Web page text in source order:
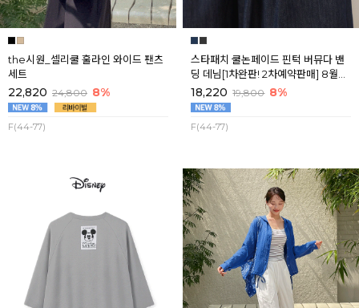
the시원_셀리쿨 훌라인 와이드 팬츠
세트
22,820 24,800 8%
F(44-77)
스타패치 쿨논페이드 핀턱 버뮤다 밴
딩 데님[1차완판! 2차예약판매] 8월셋
째주 순차배송
18,220 19,800 8%
F(44-77)